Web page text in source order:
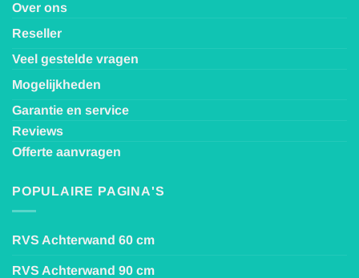
Over ons
Reseller
Veel gestelde vragen
Mogelijkheden
Garantie en service
Reviews
Offerte aanvragen
POPULAIRE PAGINA'S
RVS Achterwand 60 cm
RVS Achterwand 90 cm